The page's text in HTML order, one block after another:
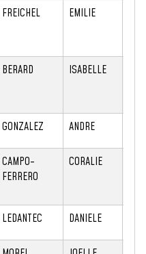
FREICHEL EMILIE
BERARD ISABELLE
GONZALEZ ANDRE
CAMPO-
FERRERO
CORALIE
LEDANTEC DANIELE